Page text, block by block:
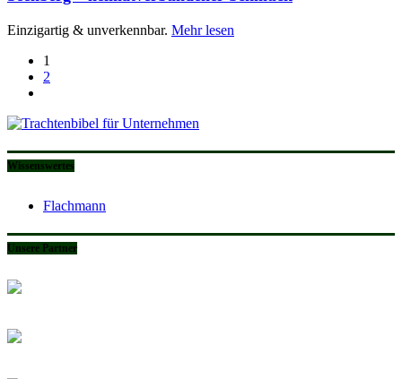
Einzigartig & unverkennbar. Mehr lesen
1
2
Wissenswertes
Flachmann
Unsere Partner